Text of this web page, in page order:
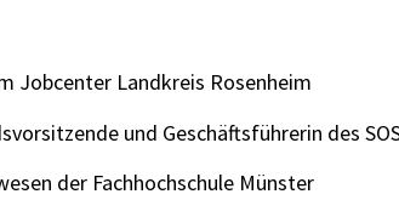
Jobcenter Landkreis Rosenheim
und Geschäftsführerin des
der Fachhochschule Münster